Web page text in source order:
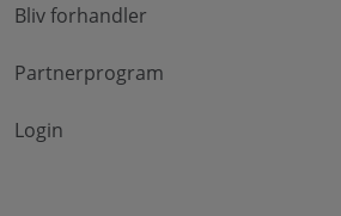
Bliv forhandler
Partnerprogram
Login